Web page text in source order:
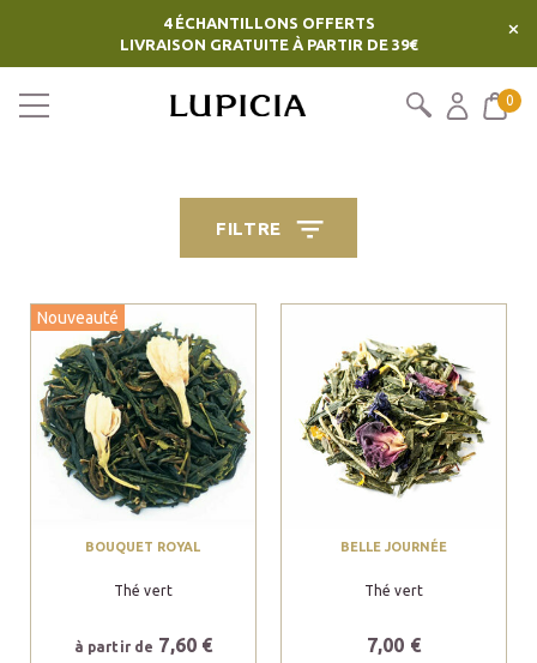
4 ÉCHANTILLONS OFFERTS
LIVRAISON GRATUITE À PARTIR DE 39€
×
0
FILTRE
Nouveauté
BOUQUET ROYAL
Thé vert
à partir de 7,60 €
BELLE JOURNÉE
Thé vert
7,00 €